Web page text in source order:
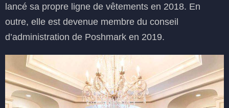
lancé sa propre ligne de vêtements en 2018. En
outre, elle est devenue membre du conseil
d’administration de Poshmark en 2019.